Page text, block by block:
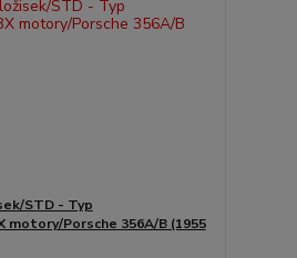
STD - Typ
motory/Porsche 356A/B (1955